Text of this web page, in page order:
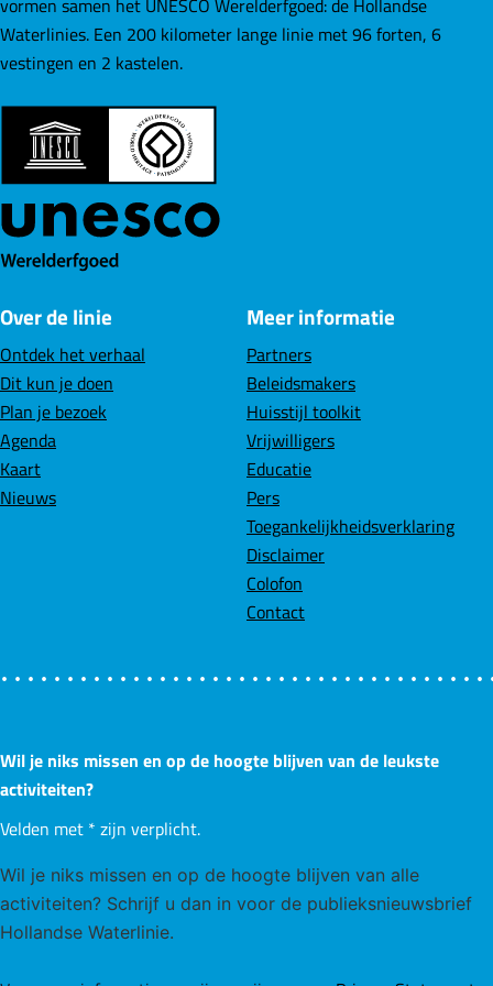
e
t
v
e
r
o
t
a
b
e
e
l
d
i
t
e
r
b
j
F
o
z
e
a
n
a
o
F
a
c
e
b
o
o
k
z
e
a
g
i
n
a
o
L
n
k
e
z
e
a
n
a
o
W
h
a
t
s
vormen samen het UNESCO Werelderfgoed: de Hollandse
Waterlinies. Een 200 kilometer lange linie met 96 forten, 6
vestingen en 2 kastelen.
Over de linie
Ontdek het verhaal
Dit kun je doen
Plan je bezoek
Agenda
Kaart
Nieuws
Meer informatie
Partners
Beleidsmakers
Huisstijl toolkit
Vrijwilligers
Educatie
Pers
Toegankelijkheidsverklaring
Disclaimer
Colofon
Contact
Wil je niks missen en op de hoogte blijven van de leukste
activiteiten?
Velden met * zijn verplicht.
Wil je niks missen en op de hoogte blijven van alle
activiteiten? Schrijf u dan in voor de publieksnieuwsbrief
Hollandse Waterlinie.